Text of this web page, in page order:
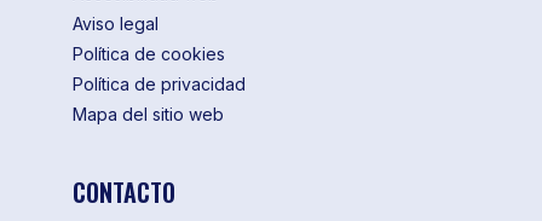
Aviso legal
Política de cookies
Política de privacidad
Mapa del sitio web
CONTACTO